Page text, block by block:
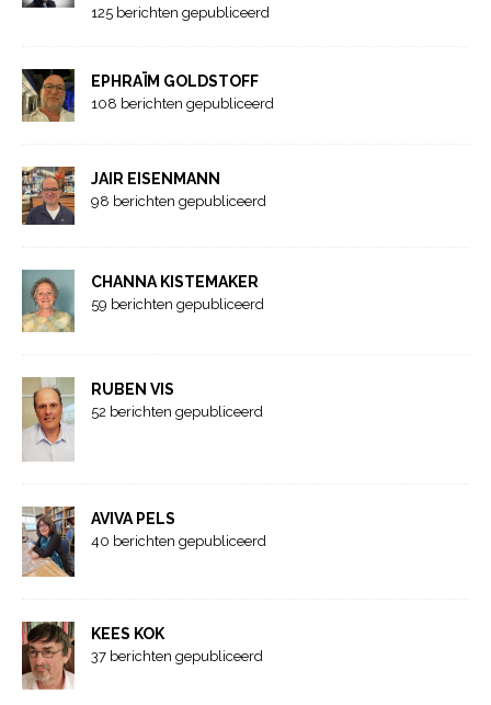
125 berichten gepubliceerd
EPHRAÏM GOLDSTOFF
108 berichten gepubliceerd
JAIR EISENMANN
98 berichten gepubliceerd
CHANNA KISTEMAKER
59 berichten gepubliceerd
RUBEN VIS
52 berichten gepubliceerd
AVIVA PELS
40 berichten gepubliceerd
KEES KOK
37 berichten gepubliceerd